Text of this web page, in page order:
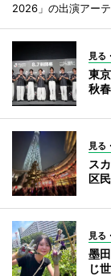
2026」の出演アー
見る
東
秋
見る
ス
区
見る
墨
じ